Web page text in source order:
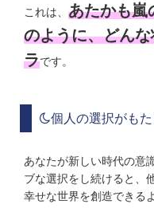
これは、 あたかも嵐
のように、どん
ラです。
個人の選択がも
あなたが新しい時代の意
ブな選択をし続けると、
幸せな世界を創造できる